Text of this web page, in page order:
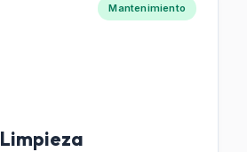
Mantenimiento